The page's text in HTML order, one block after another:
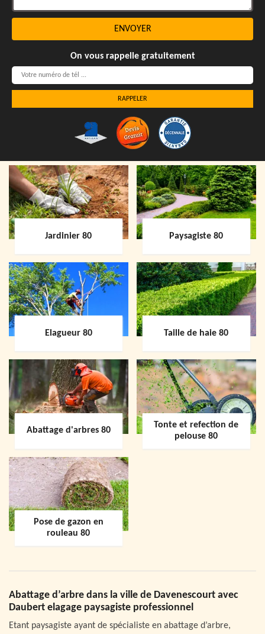
On vous rappelle gratuitement
Jardinier 80 Paysagiste 80
Elagueur 80 Taille de haie 80
Abattage d'arbres 80
Tonte et refection de
pelouse 80
Pose de gazon en
rouleau 80
Abattage d’arbre dans la ville de Davenescourt avec
Daubert elagage paysagiste professionnel
Etant paysagiste ayant de spécialiste en abattage d’arbre,